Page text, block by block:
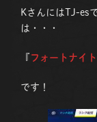
KさんにはTJ-es
は・・・
フォートナイ
です！